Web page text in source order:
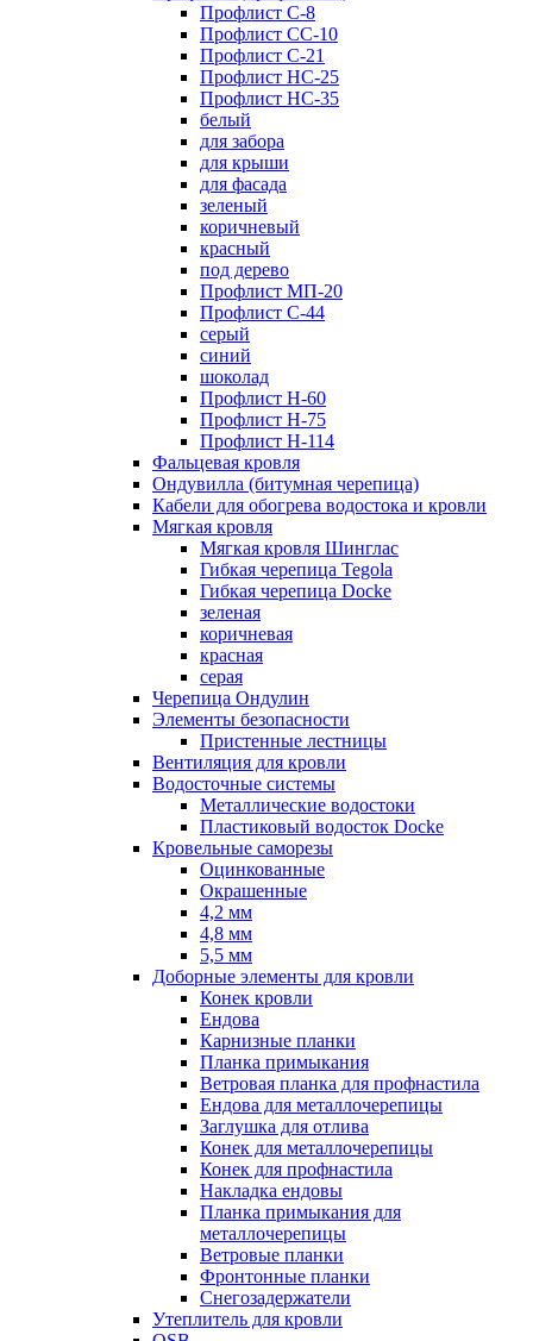
Профлист С-8
Профлист СС-10
Профлист C-21
Профлист НС-25
Профлист НС-35
белый
для забора
для крыши
для фасада
зеленый
коричневый
красный
под дерево
Профлист МП-20
Профлист С-44
серый
синий
шоколад
Профлист Н-60
Профлист Н-75
Профлист H-114
Фальцевая кровля
Ондувилла (битумная черепица)
Кабели для обогрева водостока и кровли
Мягкая кровля
Мягкая кровля Шинглас
Гибкая черепица Tegola
Гибкая черепица Docke
зеленая
коричневая
красная
серая
Черепица Ондулин
Элементы безопасности
Пристенные лестницы
Вентиляция для кровли
Водосточные системы
Металлические водостоки
Пластиковый водосток Docke
Кровельные саморезы
Оцинкованные
Окрашенные
4,2 мм
4,8 мм
5,5 мм
Доборные элементы для кровли
Конек кровли
Ендова
Карнизные планки
Планка примыкания
Ветровая планка для профнастила
Ендова для металлочерепицы
Заглушка для отлива
Конек для металлочерепицы
Конек для профнастила
Накладка ендовы
Планка примыкания для
металлочерепицы
Ветровые планки
Фронтонные планки
Снегозадержатели
Утеплитель для кровли